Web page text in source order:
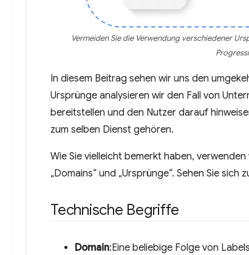
Vermeiden Sie die Verwendung verschiedener
In diesem Beitrag sehen wir uns den
Ursprünge analysieren wir den Fall von
bereitstellen und den Nutzer darauf
zum selben Dienst gehören.
Wie Sie vielleicht bemerkt haben,
„Domains“ und „Ursprünge“. Sehen Sie
Technische Begriffe
Domain:Eine beliebige Folge von